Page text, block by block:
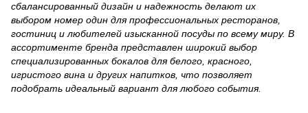
сбалансированный дизайн и надежность делают их
выбором номер один для профессиональных ресторанов,
гостиниц и любителей изысканной посуды по всему миру. В
ассортименте бренда представлен широкий выбор
специализированных бокалов для белого, красного,
игристого вина и других напитков, что позволяет
подобрать идеальный вариант для любого события.